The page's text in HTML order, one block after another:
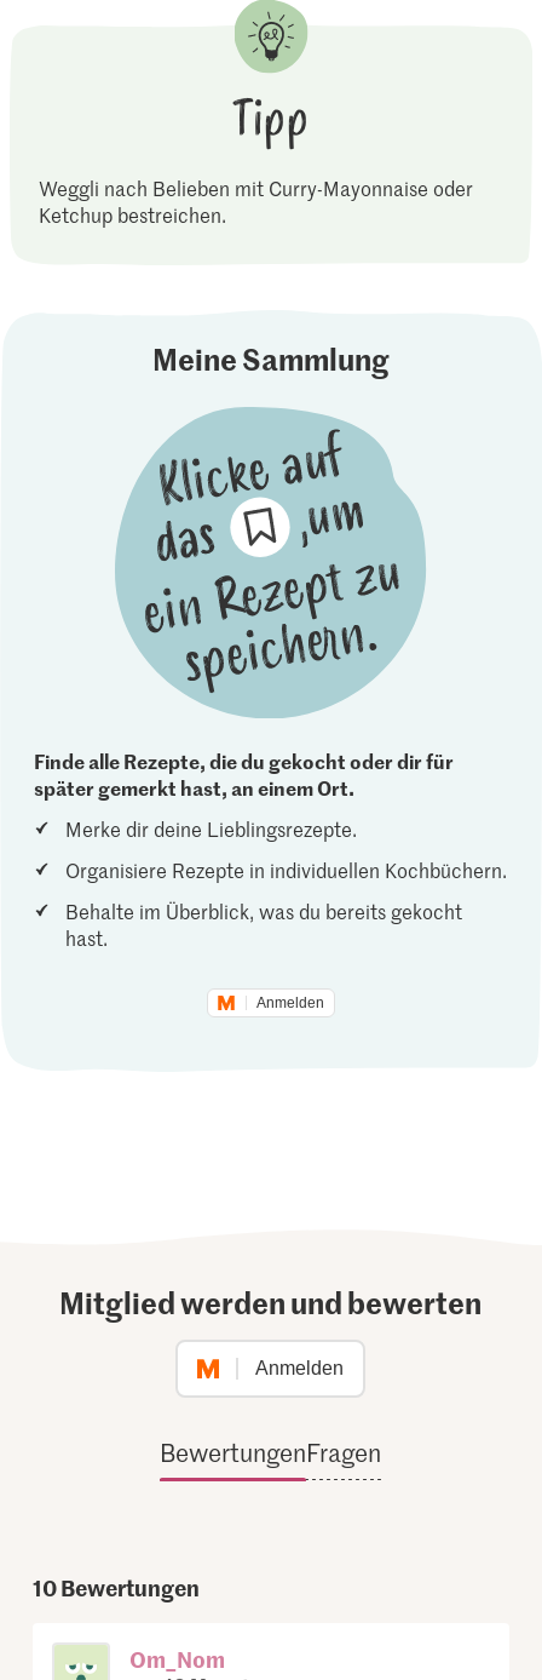
Tipp
Weggli nach Belieben mit Curry-Mayonnaise oder
Ketchup bestreichen.
Meine Sammlung
Finde alle Rezepte, die du gekocht oder dir für
später gemerkt hast, an einem Ort.
Merke dir deine Lieblingsrezepte.
Organisiere Rezepte in individuellen Kochbüchern.
Behalte im Überblick, was du bereits gekocht
hast.
Anmelden
Mitglied werden und bewerten
Anmelden
BewertungenFragen
10Bewertungen
Om_Nom